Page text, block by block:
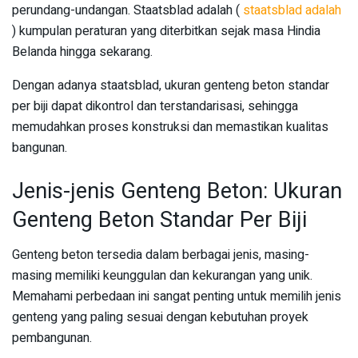
perundang-undangan. Staatsblad adalah ( staatsblad adalah
) kumpulan peraturan yang diterbitkan sejak masa Hindia
Belanda hingga sekarang.
Dengan adanya staatsblad, ukuran genteng beton standar
per biji dapat dikontrol dan terstandarisasi, sehingga
memudahkan proses konstruksi dan memastikan kualitas
bangunan.
Jenis-jenis Genteng Beton: Ukuran
Genteng Beton Standar Per Biji
Genteng beton tersedia dalam berbagai jenis, masing-
masing memiliki keunggulan dan kekurangan yang unik.
Memahami perbedaan ini sangat penting untuk memilih jenis
genteng yang paling sesuai dengan kebutuhan proyek
pembangunan.